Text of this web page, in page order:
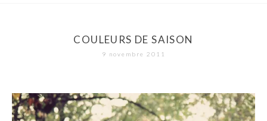
COULEURS DE SAISON
9 novembre 2011